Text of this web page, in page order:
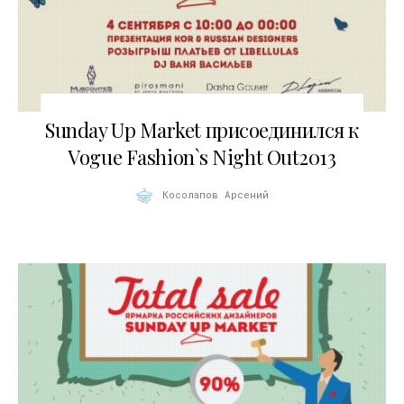
Sunday Up Market присоединился к
Vogue Fashion`s Night Out2013
Косолапов Арсений